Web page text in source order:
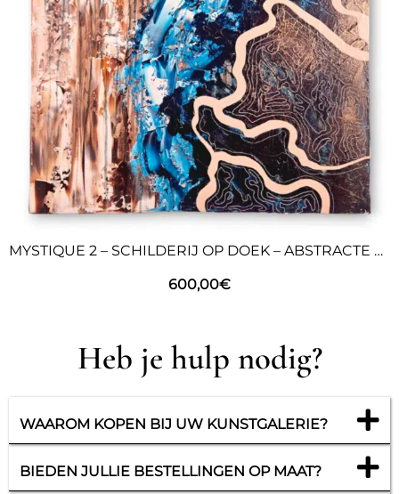
MYSTIQUE 2 – SCHILDERIJ OP DOEK – ABSTRACTE KUNST
600,00€
Heb je hulp nodig?
WAAROM KOPEN BIJ UW KUNSTGALERIE?
BIEDEN JULLIE BESTELLINGEN OP MAAT?